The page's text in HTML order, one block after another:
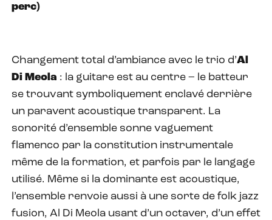
perc)
Changement total d’ambiance avec le trio d’Al
Di Meola : la guitare est au centre – le batteur
se trouvant symboliquement enclavé derrière
un paravent acoustique transparent. La
sonorité d’ensemble sonne vaguement
flamenco par la constitution instrumentale
même de la formation, et parfois par le langage
utilisé. Même si la dominante est acoustique,
l’ensemble renvoie aussi à une sorte de folk jazz
fusion, Al Di Meola usant d’un octaver, d’un effet